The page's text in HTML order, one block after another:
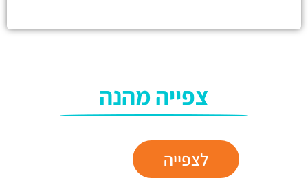
צפייה מהנה
לצפייה